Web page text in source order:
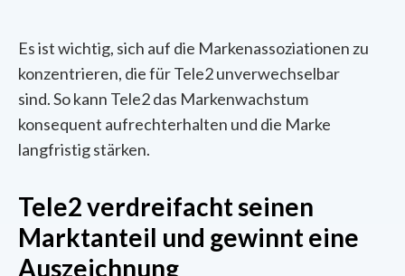
Es ist wichtig, sich auf die Markenassoziationen zu
konzentrieren, die für Tele2 unverwechselbar
sind. So kann Tele2 das Markenwachstum
konsequent aufrechterhalten und die Marke
langfristig stärken.
Tele2 verdreifacht seinen
Marktanteil und gewinnt eine
Auszeichnung